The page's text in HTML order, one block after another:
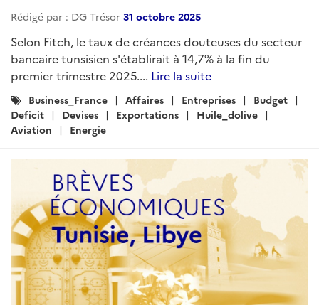
Rédigé par : DG Trésor 31 octobre 2025
Selon Fitch, le taux de créances douteuses du secteur
bancaire tunsisien s'établirait à 14,7% à la fin du
premier trimestre 2025.... Lire la suite
Catégories
:
Business_France Affaires Entreprises
Budget
Deficit
Devises Exportations
Huile_dolive
Aviation
Energie